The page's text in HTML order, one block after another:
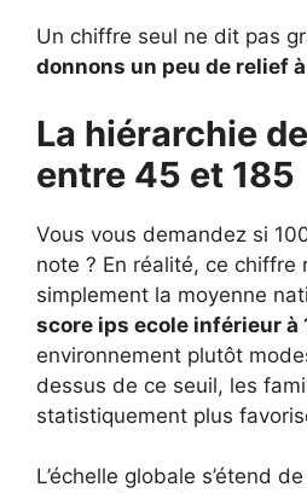
Un chiffre seul ne dit pas
donnons un peu de relief
La hiérarchie
entre 45 et 185
Vous vous demandez si
note ? En réalité, ce chiffre
simplement la moyenne
score ips ecole inférieur à
environnement plutôt
dessus de ce seuil, les
statistiquement plus
L’échelle globale s’étend